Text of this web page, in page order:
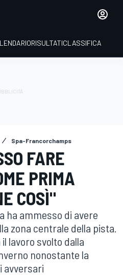
RISULTATICLASSIFICA
Spa-Francorchamps
FARE
PRIMA
COSÌ"
ha ammesso di avere
zona centrale della pista.
lavoro svolto dalla
nonostante la
avversari